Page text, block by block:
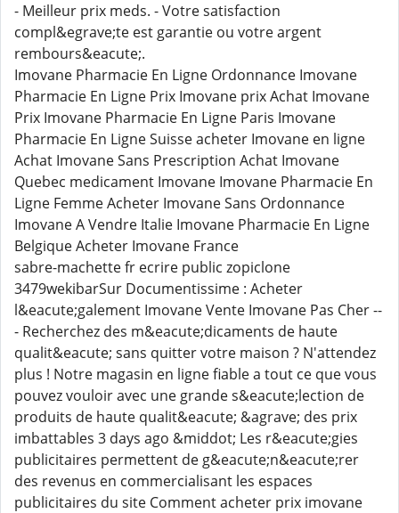
- Meilleur prix meds. - Votre satisfaction
compl&egrave;te est garantie ou votre argent
rembours&eacute;.
Imovane Pharmacie En Ligne Ordonnance Imovane
Pharmacie En Ligne Prix Imovane prix Achat Imovane
Prix Imovane Pharmacie En Ligne Paris Imovane
Pharmacie En Ligne Suisse acheter Imovane en ligne
Achat Imovane Sans Prescription Achat Imovane
Quebec medicament Imovane Imovane Pharmacie En
Ligne Femme Acheter Imovane Sans Ordonnance
Imovane A Vendre Italie Imovane Pharmacie En Ligne
Belgique Acheter Imovane France
sabre-machette fr ecrire public zopiclone
3479wekibarSur Documentissime : Acheter
l&eacute;galement Imovane Vente Imovane Pas Cher --
- Recherchez des m&eacute;dicaments de haute
qualit&eacute; sans quitter votre maison ? N'attendez
plus ! Notre magasin en ligne fiable a tout ce que vous
pouvez vouloir avec une grande s&eacute;lection de
produits de haute qualit&eacute; &agrave; des prix
imbattables 3 days ago &middot; Les r&eacute;gies
publicitaires permettent de g&eacute;n&eacute;rer
des revenus en commercialisant les espaces
publicitaires du site Comment acheter prix imovane